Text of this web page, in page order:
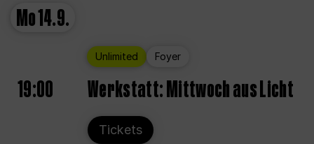
Mo14.9.
Unlimited Foyer
19:00 Werkstatt: Mittwoch aus Licht
Tickets